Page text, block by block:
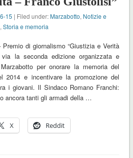
15 | Filed under:Marzabotto, Notizie e
,Storia e memoria
di giornalismo “Giustizia e Verità
la seconda edizione organizzata e
per onorare la memoria del
2014 e incentivare la promozione del
i giovani. Il Sindaco Romano Franchi:
ancora tanti gli armadi della …
X Reddit